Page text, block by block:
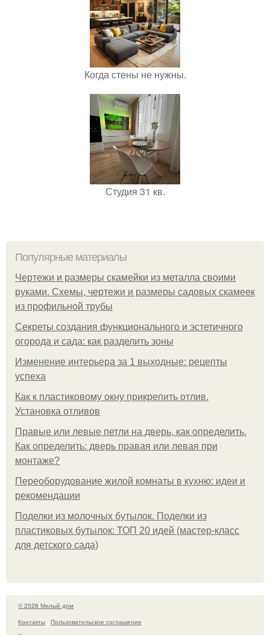
Когда стены не нужны.
Студия 31 кв.
Популярные материалы
Чертежи и размеры скамейки из металла своими
руками. Схемы, чертежи и размеры садовых скамеек
из профильной трубы
Секреты создания функционального и эстетичного
огорода и сада: как разделить зоны
Изменение интерьера за 1 выходные: рецепты
успеха
Как к пластиковому окну прикрепить отлив.
Установка отливов
Правые или левые петли на дверь, как определить.
Как определить: дверь правая или левая при
монтаже?
Переоборудование жилой комнаты в кухню: идеи и
рекомендации
Поделки из молочных бутылок. Поделки из
пластиковых бутылок: ТОП 20 идей (мастер-класс
для детского сада)
© 2026 Милый дом
Контакты
Пользовательское соглашение